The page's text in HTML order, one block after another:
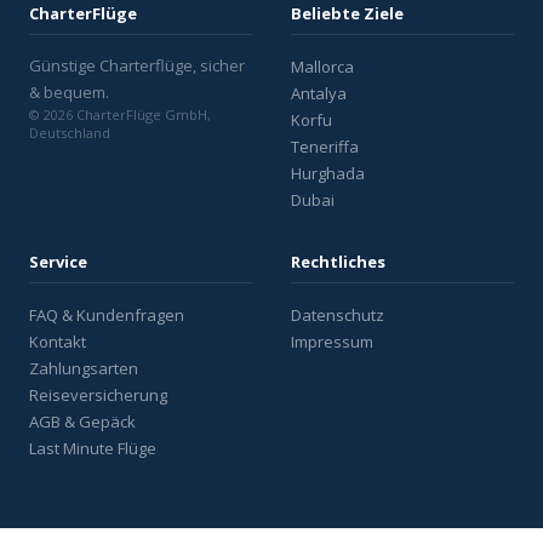
CharterFlüge
Günstige Charterflüge, sicher
& bequem.
© 2026 CharterFlüge GmbH,
Deutschland
Beliebte Ziele
Mallorca
Antalya
Korfu
Teneriffa
Hurghada
Dubai
Service
FAQ & Kundenfragen
Kontakt
Zahlungsarten
Reiseversicherung
AGB & Gepäck
Last Minute Flüge
Rechtliches
Datenschutz
Impressum